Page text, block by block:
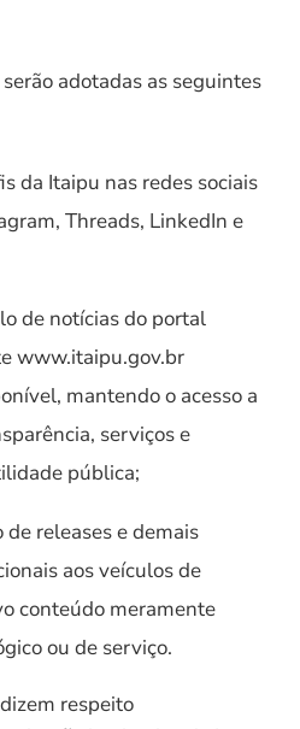
adotadas as seguintes
da Itaipu nas redes sociais
Threads, LinkedIn e
de notícias do portal
www.itaipu.gov.br
mantendo o acesso a
serviços e
pública;
de releases e demais
aos veículos de
conteúdo meramente
ou de serviço.
respeito